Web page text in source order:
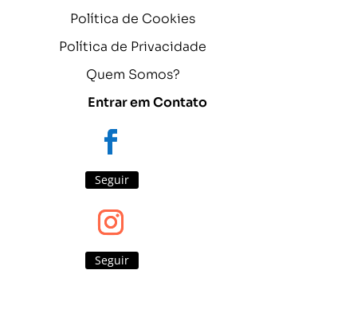
Política de Cookies
Política de Privacidade
Quem Somos?
Entrar em Contato
Seguir
Seguir